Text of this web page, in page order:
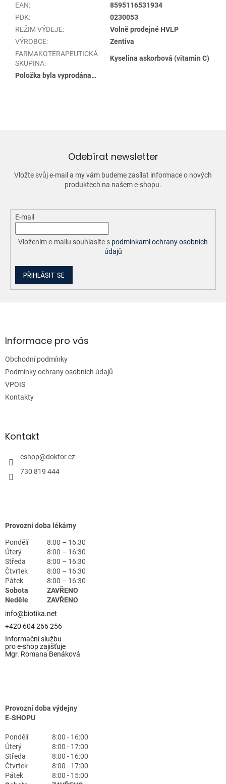
EAN:
8595116531934
PDK:
0230053
REŽIM VÝDEJE:
Volně prodejné HVLP
VÝROBCE:
Zentiva
FARMAKOTERAPEUTICKÁ
SKUPINA:
Kyselina askorbová (vitamin C)
Položka byla vyprodána…
Odebírat newsletter
Vložte svůj e-mail a my vám budeme zasílat informace o nových
produktech na našem e-shopu.
E-mail
Vložením e-mailu souhlasíte s podmínkami ochrany osobních
údajů
PŘIHLÁSIT SE
aInformace pro vás
Obchodní podmínky
Podmínky ochrany osobních údajů
VPOIS
Kontakty
Kontakt
eshop@doktor.cz
730 819 444
Provozní doba lékárny
Pondělí
8:00 – 16:30
Úterý
8:00 – 16:30
Středa
8:00 – 16:30
Čtvrtek
8:00 – 16:30
Pátek
8:00 – 16:30
Sobota
ZAVŘENO
Neděle
ZAVŘENO
info@biotika.net
+420 604 266 256
Informační službu
pro e-shop zajišťuje
Mgr. Romana Benáková
Provozní doba výdejny
E-SHOPU
Pondělí
8:00 - 16:00
Úterý
8:00 - 17:00
Středa
8:00 - 16:00
Čtvrtek
8:00 - 17:00
Pátek
8:00 - 15:00